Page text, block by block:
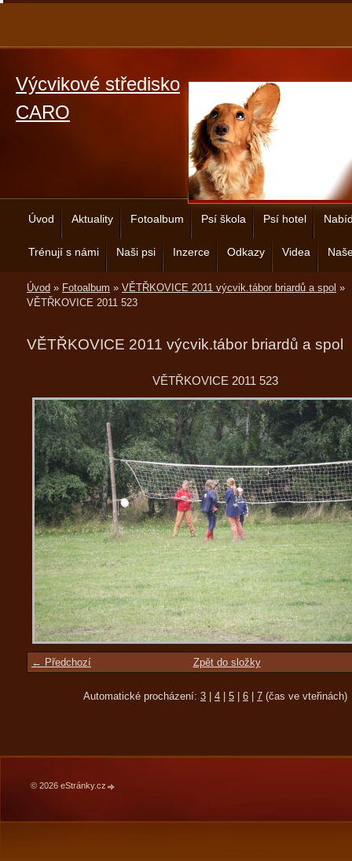
Výcvikové středisko
CARO
Úvod Aktuality Fotoalbum Psí škola Psí hotel
Trénují s námi Naši psi Inzerce Odkazy Videa
Úvod » Fotoalbum » VĚTŘKOVICE 2011 výcvik.tábor briardů a spol »
VĚTŘKOVICE 2011 523
VĚTŘKOVICE 2011 výcvik.tábor briardů a spol
VĚTŘKOVICE 2011 523
← Předchozí Zpět do složky
Automatické procházení: 3 4 5 6 7 (čas ve vteřinách)
© 2026 eStránky.cz